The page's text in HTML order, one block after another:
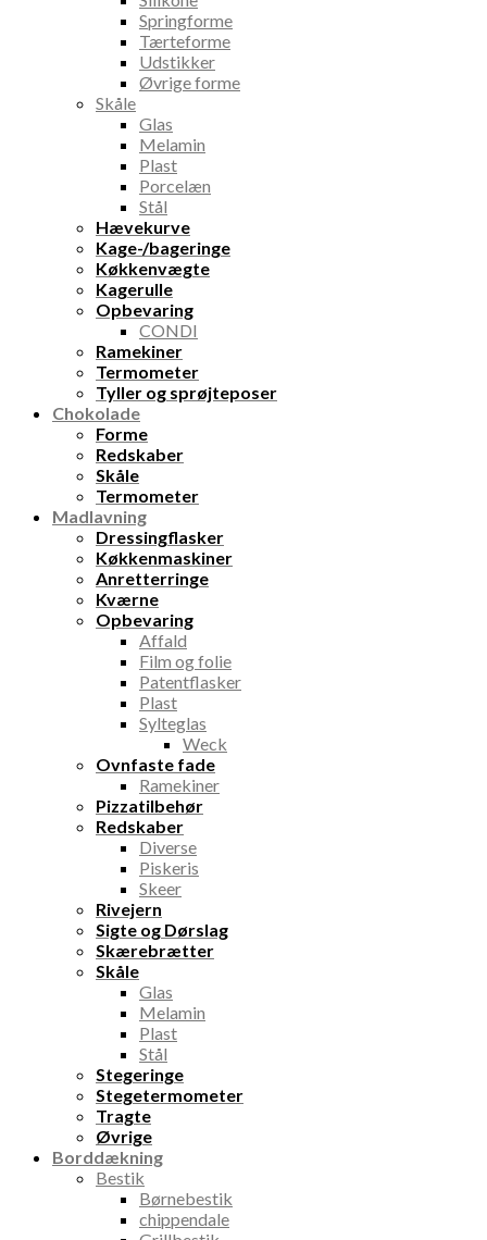
Springforme
Tærteforme
Udstikker
Øvrige forme
Skåle
Glas
Melamin
Plast
Porcelæn
Stål
Hævekurve
Kage-/bageringe
Køkkenvægte
Kagerulle
Opbevaring
CONDI
Ramekiner
Termometer
Tyller og sprøjteposer
Chokolade
Forme
Redskaber
Skåle
Termometer
Madlavning
Dressingflasker
Køkkenmaskiner
Anretterringe
Kværne
Opbevaring
Affald
Film og folie
Patentflasker
Plast
Sylteglas
Weck
Ovnfaste fade
Ramekiner
Pizzatilbehør
Redskaber
Diverse
Piskeris
Skeer
Rivejern
Sigte og Dørslag
Skærebrætter
Skåle
Glas
Melamin
Plast
Stål
Stegeringe
Stegetermometer
Tragte
Øvrige
Borddækning
Bestik
Børnebestik
chippendale